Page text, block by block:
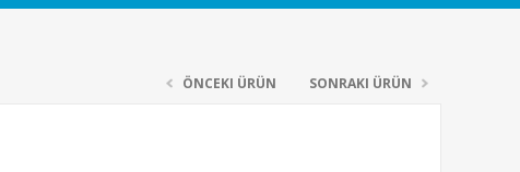
ÖNCEKI ÜRÜN SONRAKI ÜRÜN